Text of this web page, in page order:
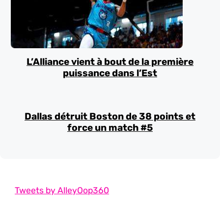
L’Alliance vient à bout de la première
puissance dans l’Est
Dallas détruit Boston de 38 points et
force un match #5
Tweets by AlleyOop360